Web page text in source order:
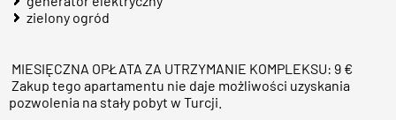
zielony ogród
MIESIĘCZNA OPŁATA ZA UTRZYMANIE KOMPLEKSU: 9 €
Zakup tego apartamentu nie daje możliwości uzyskania
pozwolenia na stały pobyt w Turcji.